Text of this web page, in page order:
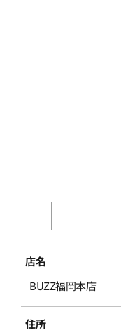
店名
BUZZ福岡本店
住所